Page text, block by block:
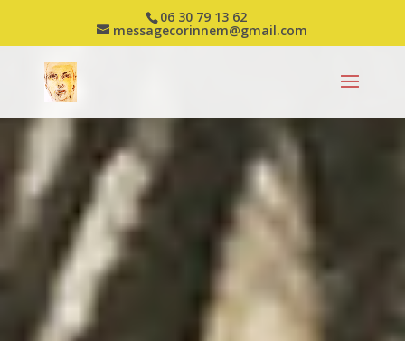
06 30 79 13 62
messagecorinnem@gmail.com